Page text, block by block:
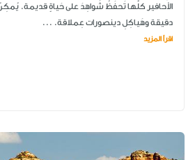
الأَحافير كلُّها تَحفَظُ شَواهِدَ على حَياةٍ قديمة.
دقيقة وهَياكِلِ دينصورات عِملاقة. ...
اقرأ المزيد